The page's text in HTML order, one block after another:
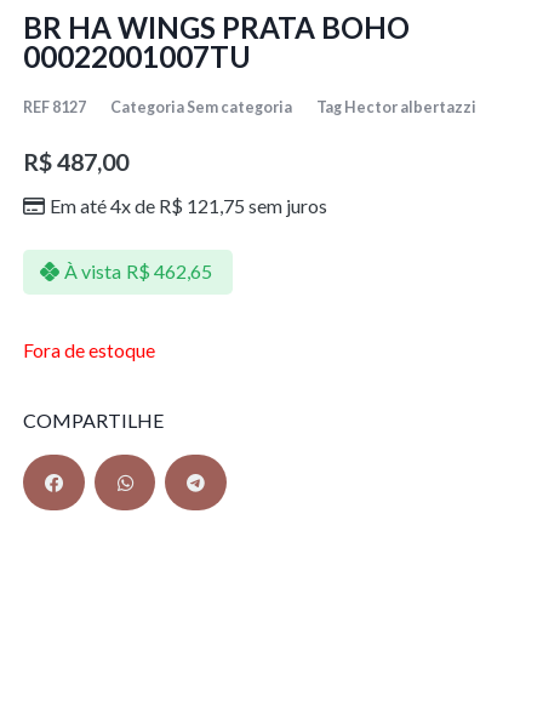
BR HA WINGS PRATA BOHO
00022001007TU
REF 8127 Categoria Sem categoria Tag Hector albertazzi
R$487,00
Em até 4x de R$ 121,75 sem juros
À vista R$ 462,65
Fora de estoque
COMPARTILHE